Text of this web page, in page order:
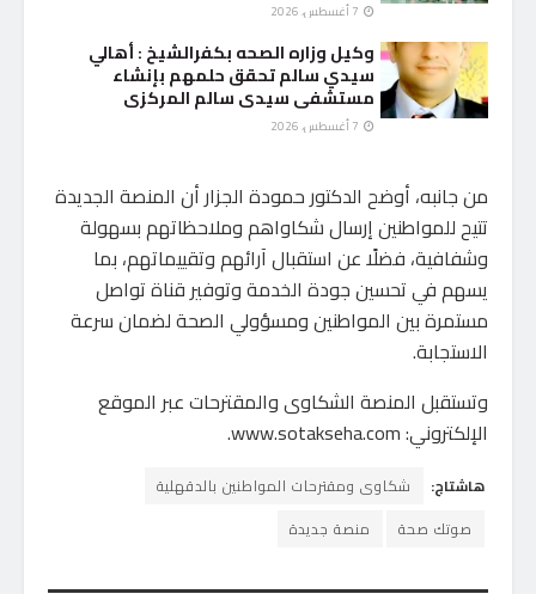
وكيل وزاره الصحه بكفرالشيخ : أهالي
سيدي سالم تحقق حلمهم بإنشاء
مستشفى سيدى سالم المركزى
من جانبه، أوضح الدكتور حمودة الجزار أن المنصة الجديدة
تتيح للمواطنين إرسال شكاواهم وملاحظاتهم بسهولة
وشفافية، فضلًا عن استقبال آرائهم وتقييماتهم، بما
يسهم في تحسين جودة الخدمة وتوفير قناة تواصل
مستمرة بين المواطنين ومسؤولي الصحة لضمان سرعة
الاستجابة.
وتستقبل المنصة الشكاوى والمقترحات عبر الموقع
الإلكتروني: www.sotakseha.com.
هاشتاج:
شكاوى ومقترحات المواطنين بالدقهلية
صوتك صحة
منصة جديدة